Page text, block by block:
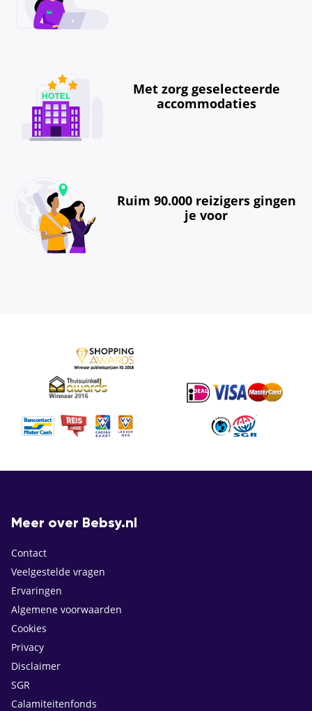
Met zorg geselecteerde
accommodaties
Ruim 90.000 reizigers gingen
je voor
Meer over Bebsy.nl
Contact
Veelgestelde vragen
Ervaringen
Algemene voorwaarden
Cookies
Privacy
Disclaimer
SGR
Calamiteitenfonds